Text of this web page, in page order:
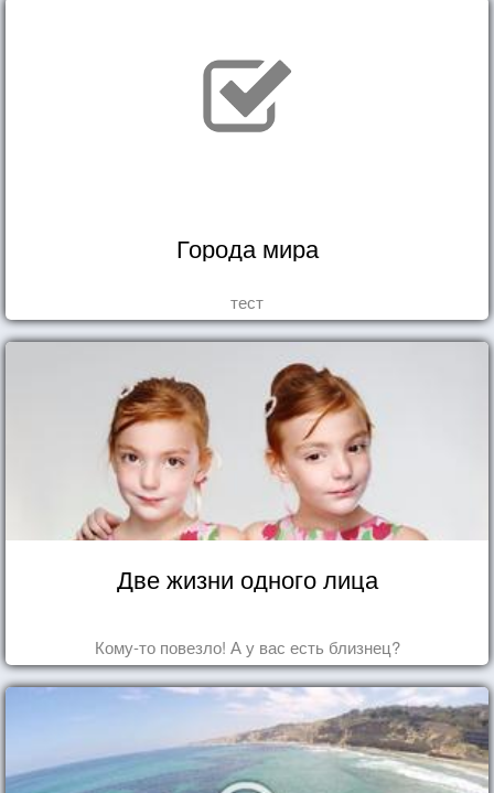
Города мира
тест
Две жизни одного лица
Кому-то повезло! А у вас есть близнец?